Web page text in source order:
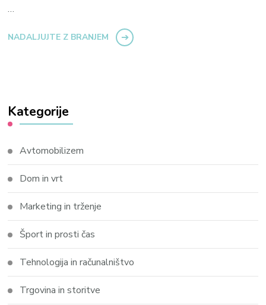
…
NADALJUJTE Z BRANJEM
Kategorije
Avtomobilizem
Dom in vrt
Marketing in trženje
Šport in prosti čas
Tehnologija in računalništvo
Trgovina in storitve